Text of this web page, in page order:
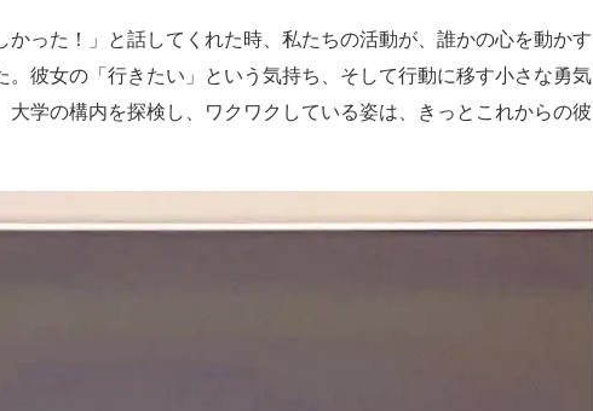
った！」と話してくれた時、私たちの活動が、誰かの心を動かす
彼女の「行きたい」という気持ち、そして行動に移す小さな勇気
学の構内を探検し、ワクワクしている姿は、きっとこれからの彼